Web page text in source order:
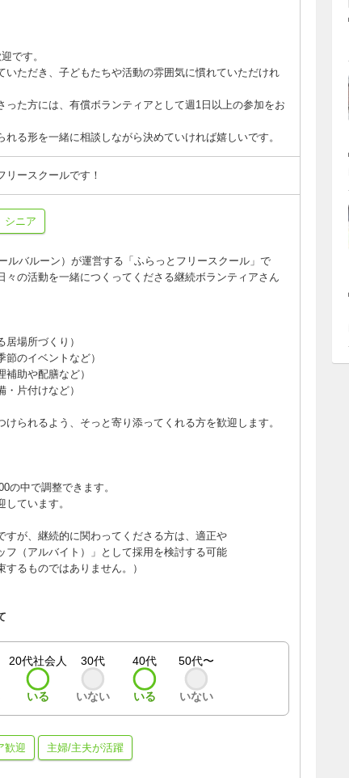
です。
いただき、子どもたちや活動の雰囲気に慣れていただけれ
った方には、有償ボランティアとして週1日以上の参加をお
る形を一緒に相談しながら決めていければ嬉しいです。
リースクールです！
シニア
ルバルーン）が運営する「ふらっとフリースクール」で
々の活動を一緒につくってくださる継続ボランティアさん
場所づくり）
のイベントなど）
助や配膳など）
片付けなど）
られるよう、そっと寄り添ってくれる方を歓迎します。
の中で調整できます。
ています。
すが、継続的に関わってくださる方は、適正や
（アルバイト）」として採用を検討する可能
るものではありません。）
20代社会人
いる
30代
いない
40代
いる
50代〜
いない
歓迎 主婦/主夫が活躍